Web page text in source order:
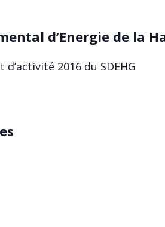
d’Energie de la
2016 du SDEHG